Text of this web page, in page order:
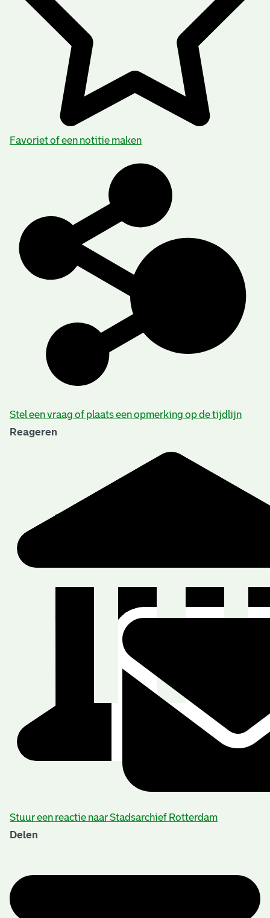
Favoriet of een notitie maken
Stel een vraag of plaats een opmerking op de tijdlijn
Reageren
Stuur een reactie naar Stadsarchief Rotterdam
Delen